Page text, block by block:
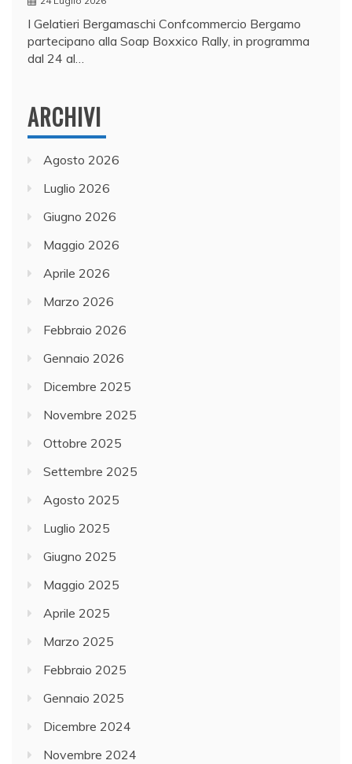
I Gelatieri Bergamaschi Confcommercio Bergamo
partecipano alla Soap Boxxico Rally, in programma
dal 24 al…
ARCHIVI
Agosto 2026
Luglio 2026
Giugno 2026
Maggio 2026
Aprile 2026
Marzo 2026
Febbraio 2026
Gennaio 2026
Dicembre 2025
Novembre 2025
Ottobre 2025
Settembre 2025
Agosto 2025
Luglio 2025
Giugno 2025
Maggio 2025
Aprile 2025
Marzo 2025
Febbraio 2025
Gennaio 2025
Dicembre 2024
Novembre 2024